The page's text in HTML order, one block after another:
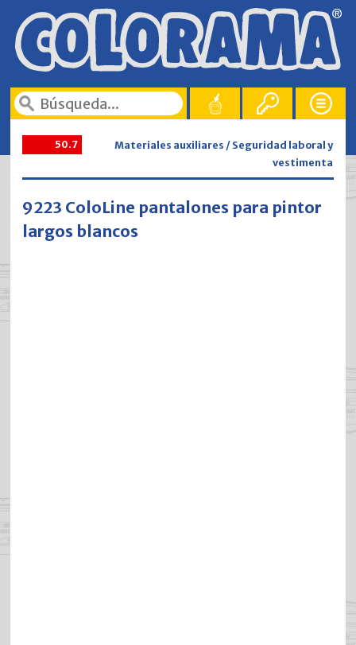
50.7
Materiales auxiliares / Seguridad laboral y
vestimenta
9223 ColoLine pantalones para pintor
largos blancos